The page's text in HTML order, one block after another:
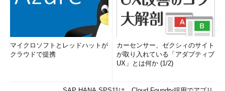
マイクロソフトとレッドハットが
クラウドで提携
カーセンサー、ゼクシィのサイト
が取り入れている「アダプティブ
UX」とは何か (1/2)